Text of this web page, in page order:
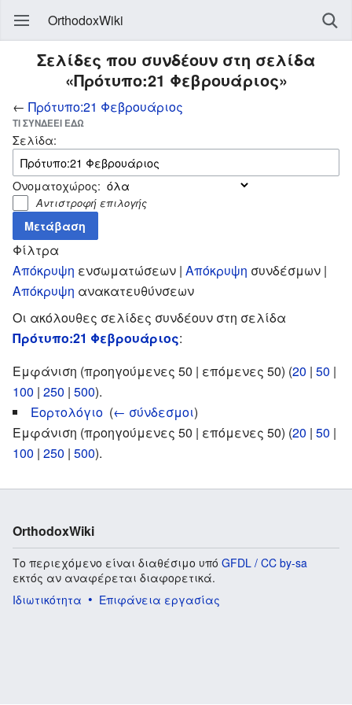
OrthodoxWiki
Σελίδες που συνδέουν στη σελίδα
«Πρότυπο:21 Φεβρουάριος»
← Πρότυπο:21 Φεβρουάριος
ΤΙ ΣΥΝΔΈΕΙ ΕΔΏ
Σελίδα:
Ονοματοχώρος:
Αντιστροφή επιλογής
Φίλτρα
Απόκρυψη ενσωματώσεων | Απόκρυψη συνδέσμων |
Απόκρυψη ανακατευθύνσεων
Οι ακόλουθες σελίδες συνδέουν στη σελίδα
Πρότυπο:21 Φεβρουάριος:
Εμφάνιση (προηγούμενες 50 | επόμενες 50) (20 | 50 |
100 | 250 | 500).
Εορτολόγιο (← σύνδεσμοι)
Εμφάνιση (προηγούμενες 50 | επόμενες 50) (20 | 50 |
100 | 250 | 500).
OrthodoxWiki
Το περιεχόμενο είναι διαθέσιμο υπό GFDL / CC by-sa
εκτός αν αναφέρεται διαφορετικά.
Ιδιωτικότητα
Επιφάνεια εργασίας